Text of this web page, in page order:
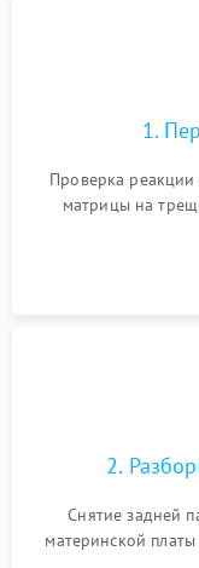
1.
Проверка
матрицы на
подсветки и
источников
2.
Снятие задней
материнской